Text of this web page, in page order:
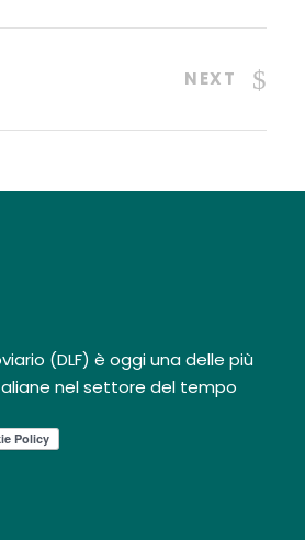
NEXT
(DLF) è oggi una delle più
nel settore del tempo